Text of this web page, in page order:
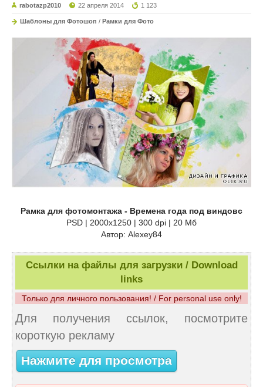
rabotazp2010 22 апреля 2014 1 123
Шаблоны для Фотошоп / Рамки для Фото
Рамка для фотомонтажа - Времена года под виндовс
PSD | 2000x1250 | 300 dpi | 20 Мб
Автор: Alexey84
Ссылки на файлы для загрузки / Download
links
Только для личного пользования! / For personal use only!
Для получения ссылок, посмотрите
короткую рекламу
Нажмите для просмотра